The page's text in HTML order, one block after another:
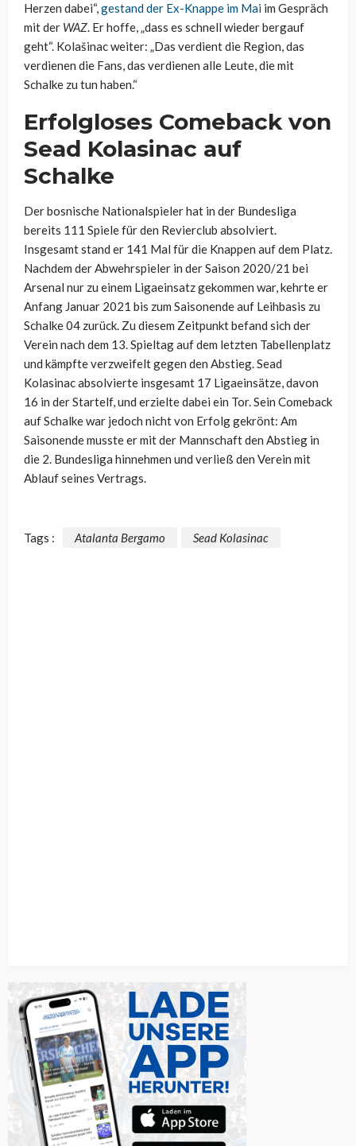
Herzen dabei“,gestand der Ex-Knappe im Mai im Gespräch
mit der WAZ. Er hoffe, „dass es schnell wieder bergauf
geht“. Kolašinac weiter: „Das verdient die Region, das
verdienen die Fans, das verdienen alle Leute, die mit
Schalke zu tun haben.“
Erfolgloses Comeback von
Sead Kolasinac auf
Schalke
Der bosnische Nationalspieler hat in der Bundesliga
bereits 111 Spiele für den Revierclub absolviert.
Insgesamt stand er 141 Mal für die Knappen auf dem Platz.
Nachdem der Abwehrspieler in der Saison 2020/21 bei
Arsenal nur zu einem Ligaeinsatz gekommen war, kehrte er
Anfang Januar 2021 bis zum Saisonende auf Leihbasis zu
Schalke 04 zurück. Zu diesem Zeitpunkt befand sich der
Verein nach dem 13. Spieltag auf dem letzten Tabellenplatz
und kämpfte verzweifelt gegen den Abstieg. Sead
Kolasinac absolvierte insgesamt 17 Ligaeinsätze, davon
16 in der Startelf, und erzielte dabei ein Tor. Sein Comeback
auf Schalke war jedoch nicht von Erfolg gekrönt: Am
Saisonende musste er mit der Mannschaft den Abstieg in
die 2. Bundesliga hinnehmen und verließ den Verein mit
Ablauf seines Vertrags.
Tags : Atalanta Bergamo Sead Kolasinac